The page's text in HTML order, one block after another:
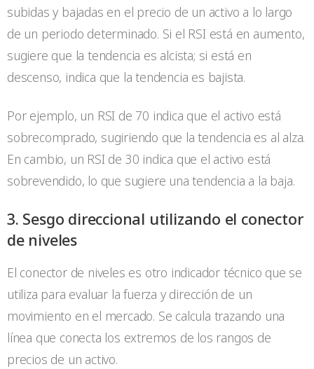
subidas y bajadas en el precio de un activo a lo largo
de un periodo determinado. Si el RSI está en aumento,
sugiere que la tendencia es alcista; si está en
descenso, indica que la tendencia es bajista.
Por ejemplo, un RSI de 70 indica que el activo está
sobrecomprado, sugiriendo que la tendencia es al alza.
En cambio, un RSI de 30 indica que el activo está
sobrevendido, lo que sugiere una tendencia a la baja.
3. Sesgo direccional utilizando el conector
de niveles
El conector de niveles es otro indicador técnico que se
utiliza para evaluar la fuerza y dirección de un
movimiento en el mercado. Se calcula trazando una
línea que conecta los extremos de los rangos de
precios de un activo.